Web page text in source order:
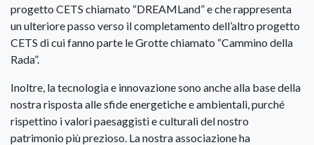
progetto CETS chiamato “DREAMLand” e che rappresenta
un ulteriore passo verso il completamento dell’altro progetto
CETS di cui fanno parte le Grotte chiamato “Cammino della
Rada”.
Inoltre, la tecnologia e innovazione sono anche alla base della
nostra risposta alle sfide energetiche e ambientali, purché
rispettino i valori paesaggisti e culturali del nostro
patrimonio più prezioso. La nostra associazione ha